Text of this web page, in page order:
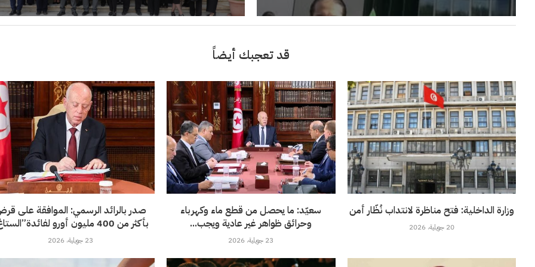
قد تعجبك أيضاً
صدر بالرائد الرسمي: الموافقة على
بأكثر من 400 مليون أورو لفائدة”الستاغ”
23 جويلية، 2026
سعيّد: ما يحصل من قطع ماء وكهرباء
وحرائق ظواهر غير عادية ويجب...
23 جويلية، 2026
وزارة الداخلية: فتح مناظرة لانتداب نُظّار أمن
20 جويلية، 2026